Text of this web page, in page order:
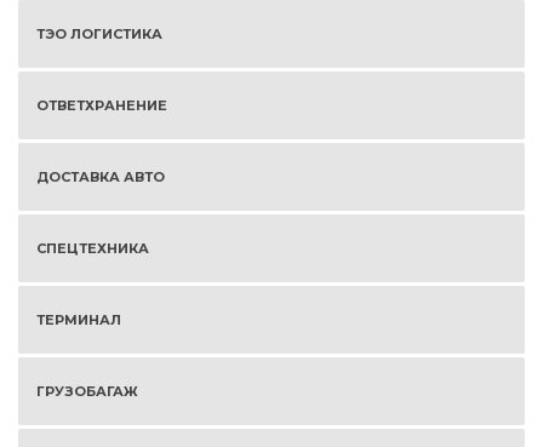
ТЭО ЛОГИСТИКА
ОТВЕТХРАНЕНИЕ
ДОСТАВКА АВТО
СПЕЦТЕХНИКА
ТЕРМИНАЛ
ГРУЗОБАГАЖ